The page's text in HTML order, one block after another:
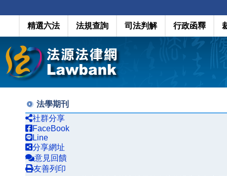
精選六法 法規查詢 司法判解 行政函釋
法學期刊
社群分享
FaceBook
Line
分享網址
意見回饋
友善列印